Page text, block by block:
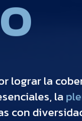
rlograrla cobe
senciales, la ple
s con diversida